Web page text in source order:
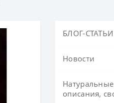
БЛОГ-СТАТЬИ
Новости
описания,